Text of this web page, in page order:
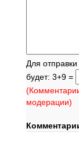
Для
будет: 3+9 =
модерации)